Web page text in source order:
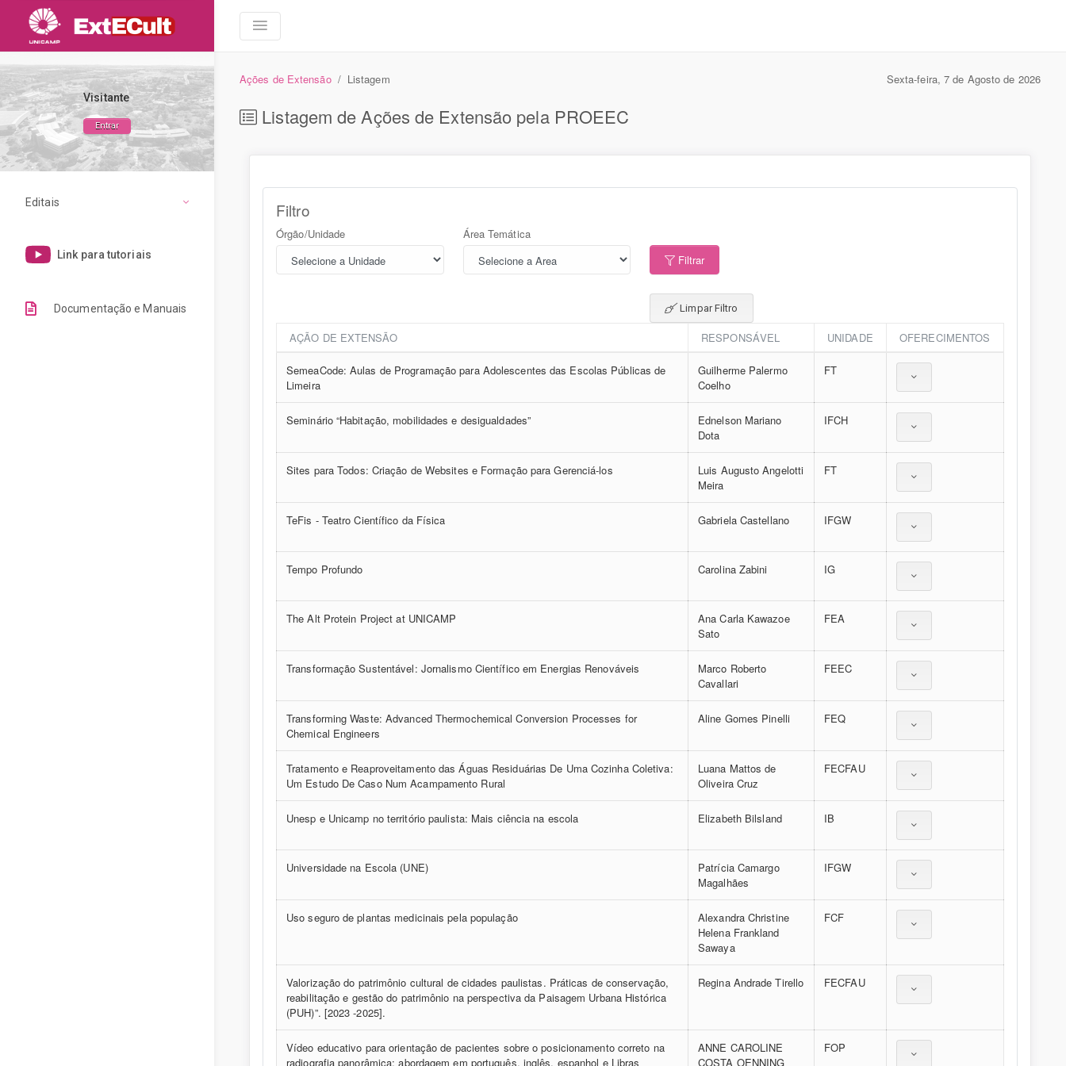
Visitante
Entrar
Editais
Link para tutoriais
Documentação e Manuais
Ações de Extensão Listagem Sexta-feira, 7 de Agosto de 2026
Listagem de Ações de Extensão pela PROEEC
Filtro
Órgão/Unidade
Área Temática
Filtrar
Limpar Filtro
AÇÃO DE EXTENSÃO RESPONSÁVEL UNIDADE OFERECIMENTOS
SemeaCode: Aulas de Programação para Adolescentes das Escolas Públicas de
Limeira
Guilherme Palermo
Coelho
FT
Seminário “Habitação, mobilidades e desigualdades”
Ednelson Mariano
Dota
IFCH
Sites para Todos: Criação de Websites e Formação para Gerenciá-los
Luis Augusto Angelotti
Meira
FT
TeFis - Teatro Científico da Física Gabriela Castellano IFGW
Tempo Profundo Carolina Zabini IG
The Alt Protein Project at UNICAMP
Ana Carla Kawazoe
Sato
FEA
Transformação Sustentável: Jornalismo Científico em Energias Renováveis
Marco Roberto
Cavallari
FEEC
Transforming Waste: Advanced Thermochemical Conversion Processes for
Chemical Engineers
Aline Gomes Pinelli FEQ
Tratamento e Reaproveitamento das Águas Residuárias De Uma Cozinha Coletiva:
Um Estudo De Caso Num Acampamento Rural
Luana Mattos de
Oliveira Cruz
FECFAU
Unesp e Unicamp no território paulista: Mais ciência na escola Elizabeth Bilsland IB
Universidade na Escola (UNE)
Patrícia Camargo
Magalhães
IFGW
Uso seguro de plantas medicinais pela população
Alexandra Christine
Helena Frankland
Sawaya
FCF
Valorização do patrimônio cultural de cidades paulistas. Práticas de conservação,
reabilitação e gestão do patrimônio na perspectiva da Paisagem Urbana Histórica
(PUH)”. [2023 -2025].
Regina Andrade Tirello FECFAU
Vídeo educativo para orientação de pacientes sobre o posicionamento correto na
radiografia panorâmica: abordagem em português, inglês, espanhol e Libras
ANNE CAROLINE
COSTA OENNING
FOP